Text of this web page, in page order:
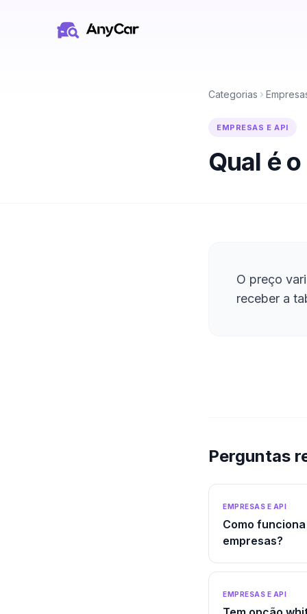
Categorias
EMPRESAS E API
Qual é
O preço
receber a
Perguntas
EMPRESAS E API
Como
empresas?
EMPRESAS E API